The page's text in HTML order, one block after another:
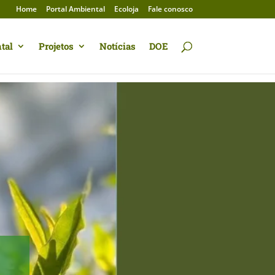
Home Portal Ambiental Ecoloja Fale conosco
Projetos Notícias DOE